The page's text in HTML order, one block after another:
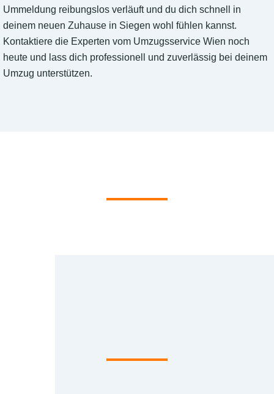
Ummeldung reibungslos verläuft und du dich schnell in
deinem neuen Zuhause in Siegen wohl fühlen kannst.
Kontaktiere die Experten vom Umzugsservice Wien noch
heute und lass dich professionell und zuverlässig bei deinem
Umzug unterstützen.